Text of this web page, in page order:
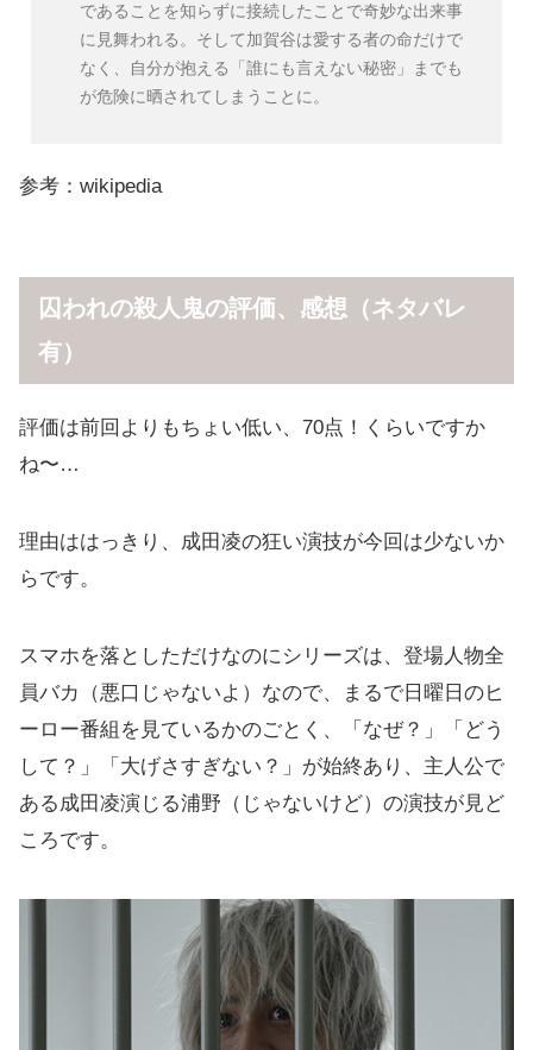
であることを知らずに接続したことで奇妙な出来事
に見舞われる。そして加賀谷は愛する者の命だけで
なく、自分が抱える「誰にも言えない秘密」までも
が危険に晒されてしまうことに。
参考：wikipedia
囚われの殺人鬼の評価、感想（ネタバレ
有）
評価は前回よりもちょい低い、70点！くらいですか
ね〜…
理由ははっきり、成田凌の狂い演技が今回は少ないか
らです。
スマホを落としただけなのにシリーズは、登場人物全
員バカ（悪口じゃないよ）なので、まるで日曜日のヒ
ーロー番組を見ているかのごとく、「なぜ？」「どう
して？」「大げさすぎない？」が始終あり、主人公で
ある成田凌演じる浦野（じゃないけど）の演技が見ど
ころです。